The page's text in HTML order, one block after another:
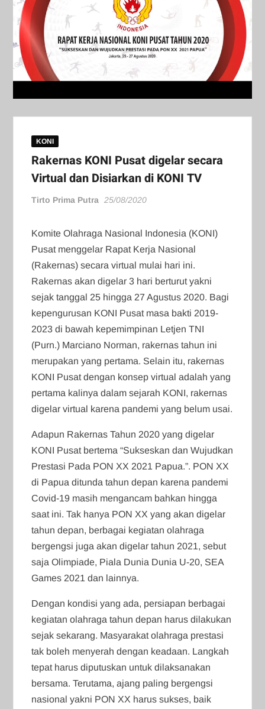
KONI
Rakernas KONI Pusat digelar secara
Virtual dan Disiarkan di KONI TV
Tirto Prima Putra 25/08/2020
Komite Olahraga Nasional Indonesia (KONI)
Pusat menggelar Rapat Kerja Nasional
(Rakernas) secara virtual mulai hari ini.
Rakernas akan digelar 3 hari berturut yakni
sejak tanggal 25 hingga 27 Agustus 2020. Bagi
kepengurusan KONI Pusat masa bakti 2019-
2023 di bawah kepemimpinan Letjen TNI
(Purn.) Marciano Norman, rakernas tahun ini
merupakan yang pertama. Selain itu, rakernas
KONI Pusat dengan konsep virtual adalah yang
pertama kalinya dalam sejarah KONI, rakernas
digelar virtual karena pandemi yang belum usai.
Adapun Rakernas Tahun 2020 yang digelar
KONI Pusat bertema “Sukseskan dan Wujudkan
Prestasi Pada PON XX 2021 Papua.”. PON XX
di Papua ditunda tahun depan karena pandemi
Covid-19 masih mengancam bahkan hingga
saat ini. Tak hanya PON XX yang akan digelar
tahun depan, berbagai kegiatan olahraga
bergengsi juga akan digelar tahun 2021, sebut
saja Olimpiade, Piala Dunia Dunia U-20, SEA
Games 2021 dan lainnya.
Dengan kondisi yang ada, persiapan berbagai
kegiatan olahraga tahun depan harus dilakukan
sejak sekarang. Masyarakat olahraga prestasi
tak boleh menyerah dengan keadaan. Langkah
tepat harus diputuskan untuk dilaksanakan
bersama. Terutama, ajang paling bergengsi
nasional yakni PON XX harus sukses, baik